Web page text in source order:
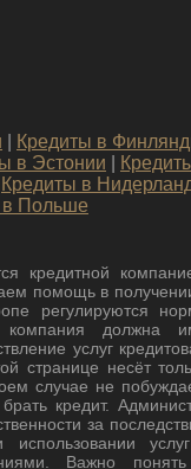
Кредиты в
в Эстонии
Кредиты в
в Польше
кредитной
помощь в
регулируются
компания должна
услуг
странице несёт
случае не
кредит.
за
использовании
Важно